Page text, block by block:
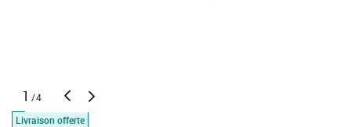
1 /4
Livraison offerte